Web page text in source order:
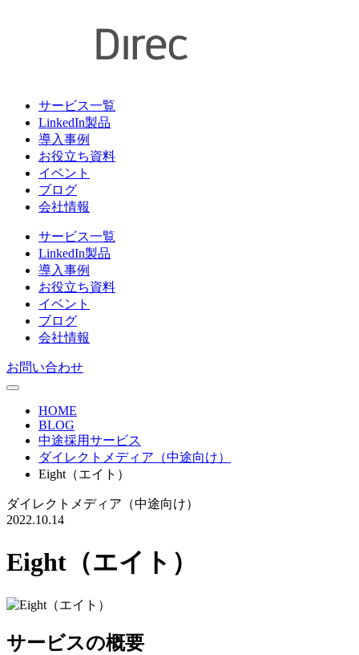
サービス一覧
LinkedIn製品
導入事例
お役立ち資料
イベント
ブログ
会社情報
サービス一覧
LinkedIn製品
導入事例
お役立ち資料
イベント
ブログ
会社情報
お問い合わせ
HOME
BLOG
中途採用サービス
ダイレクトメディア（中途向け）
Eight（エイト）
ダイレクトメディア（中途向け）
2022.10.14
Eight（エイト）
サービスの概要